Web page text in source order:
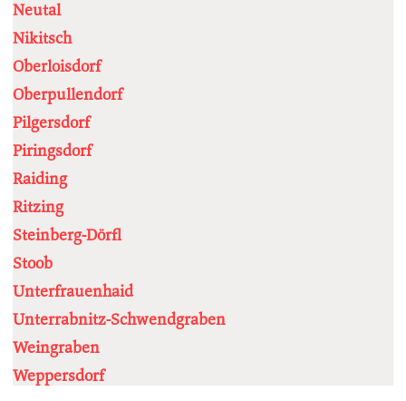
Neutal
Nikitsch
Oberloisdorf
Oberpullendorf
Pilgersdorf
Piringsdorf
Raiding
Ritzing
Steinberg-Dörfl
Stoob
Unterfrauenhaid
Unterrabnitz-Schwendgraben
Weingraben
Weppersdorf